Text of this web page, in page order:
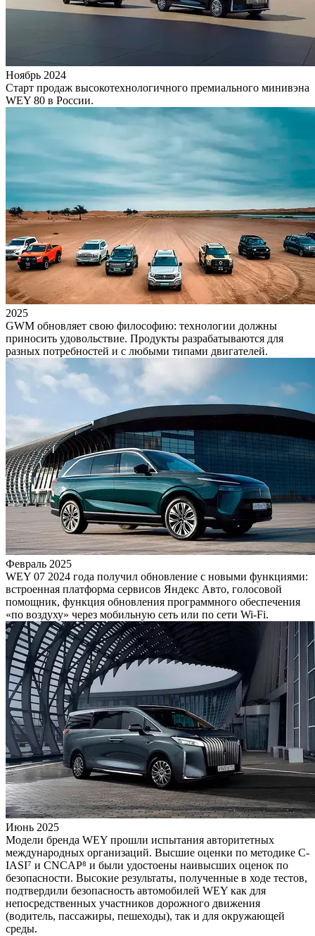
Ноябрь 2024
Старт продаж высокотехнологичного премиального минивэна
WEY 80 в России.
2025
GWM обновляет свою философию: технологии должны
приносить удовольствие. Продукты разрабатываются для
разных потребностей и с любыми типами двигателей.
Февраль 2025
WEY 07 2024 года получил обновление с новыми функциями:
встроенная платформа сервисов Яндекс Авто, голосовой
помощник, функция обновления программного обеспечения
«по воздуху» через мобильную сеть или по сети Wi-Fi.
Июнь 2025
Модели бренда WEY прошли испытания авторитетных
международных организаций. Высшие оценки по методике C-
IASI⁷ и CNCAP⁸ и были удостоены наивысших оценок по
безопасности. Высокие результаты, полученные в ходе тестов,
подтвердили безопасность автомобилей WEY как для
непосредственных участников дорожного движения
(водитель, пассажиры, пешеходы), так и для окружающей
среды.